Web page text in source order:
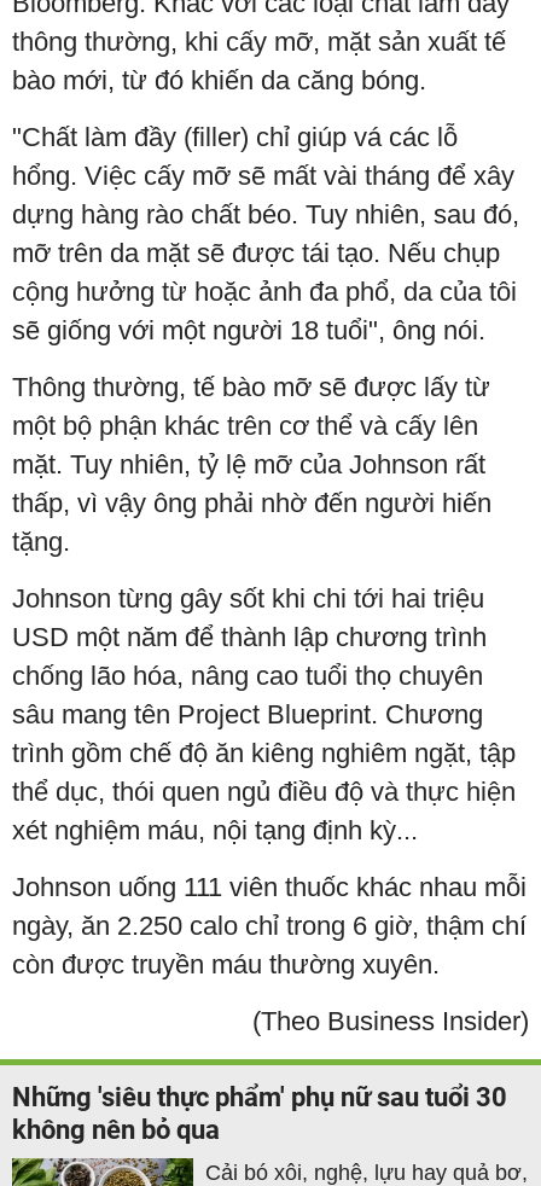
thông thường, khi cấy mỡ, mặt sản xuất tế
bào mới, từ đó khiến da căng bóng.
"Chất làm đầy (filler) chỉ giúp vá các lỗ
hổng. Việc cấy mỡ sẽ mất vài tháng để xây
dựng hàng rào chất béo. Tuy nhiên, sau đó,
mỡ trên da mặt sẽ được tái tạo. Nếu chụp
cộng hưởng từ hoặc ảnh đa phổ, da của tôi
sẽ giống với một người 18 tuổi", ông nói.
Thông thường, tế bào mỡ sẽ được lấy từ
một bộ phận khác trên cơ thể và cấy lên
mặt. Tuy nhiên, tỷ lệ mỡ của Johnson rất
thấp, vì vậy ông phải nhờ đến người hiến
tặng.
Johnson từng gây sốt khi chi tới hai triệu
USD một năm để thành lập chương trình
chống lão hóa, nâng cao tuổi thọ chuyên
sâu mang tên Project Blueprint. Chương
trình gồm chế độ ăn kiêng nghiêm ngặt, tập
thể dục, thói quen ngủ điều độ và thực hiện
xét nghiệm máu, nội tạng định kỳ...
Johnson uống 111 viên thuốc khác nhau mỗi
ngày, ăn 2.250 calo chỉ trong 6 giờ, thậm chí
còn được truyền máu thường xuyên.
(Theo Business Insider)
Những 'siêu thực phẩm' phụ nữ sau tuổi 30
không nên bỏ qua
Cải bó xôi, nghệ, lựu hay quả bơ,